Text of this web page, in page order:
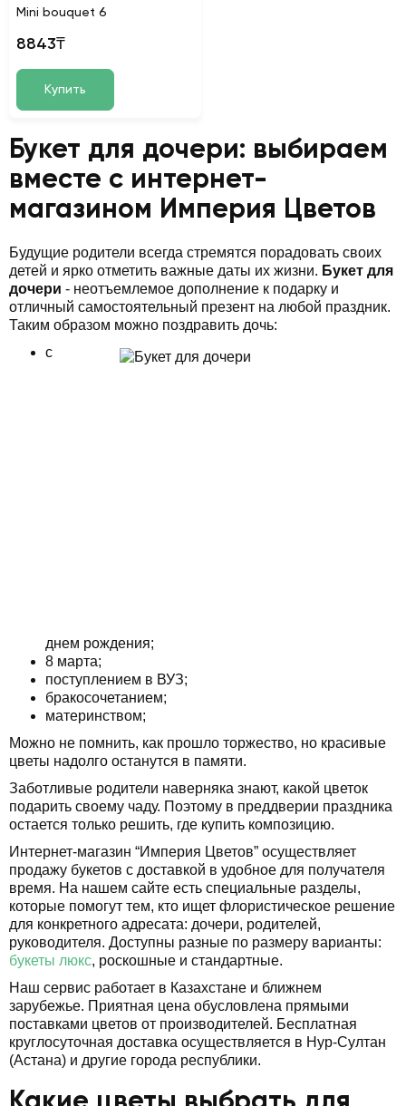
Mini bouquet 6
8843₸
Купить
Букет для дочери: выбираем
вместе с интернет-
магазином Империя Цветов
Будущие родители всегда стремятся порадовать своих
детей и ярко отметить важные даты их жизни. Букет для
дочери - неотъемлемое дополнение к подарку и
отличный самостоятельный презент на любой праздник.
Таким образом можно поздравить дочь:
с
днем рождения;
8 марта;
поступлением в ВУЗ;
бракосочетанием;
материнством;
Можно не помнить, как прошло торжество, но красивые
цветы надолго останутся в памяти.
Заботливые родители наверняка знают, какой цветок
подарить своему чаду. Поэтому в преддверии праздника
остается только решить, где купить композицию.
Интернет-магазин “Империя Цветов” осуществляет
продажу букетов с доставкой в удобное для получателя
время. На нашем сайте есть специальные разделы,
которые помогут тем, кто ищет флористическое решение
для конкретного адресата: дочери, родителей,
руководителя. Доступны разные по размеру варианты:
букеты люкс, роскошные и стандартные.
Наш сервис работает в Казахстане и ближнем
зарубежье. Приятная цена обусловлена прямыми
поставками цветов от производителей. Бесплатная
круглосуточная доставка осуществляется в Нур-Султан
(Астана) и другие города республики.